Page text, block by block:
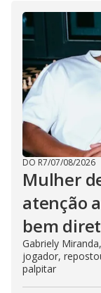
DO R7/07/08/2026
Mulher
atenção
bem
Gabriely
jogador,
palpitar